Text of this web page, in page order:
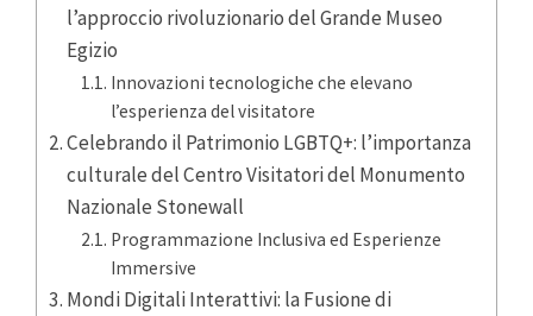
l’approccio rivoluzionario del Grande Museo
Egizio
Innovazioni tecnologiche che elevano
l’esperienza del visitatore
Celebrando il Patrimonio LGBTQ+: l’importanza
culturale del Centro Visitatori del Monumento
Nazionale Stonewall
Programmazione Inclusiva ed Esperienze
Immersive
Mondi Digitali Interattivi: la Fusione di